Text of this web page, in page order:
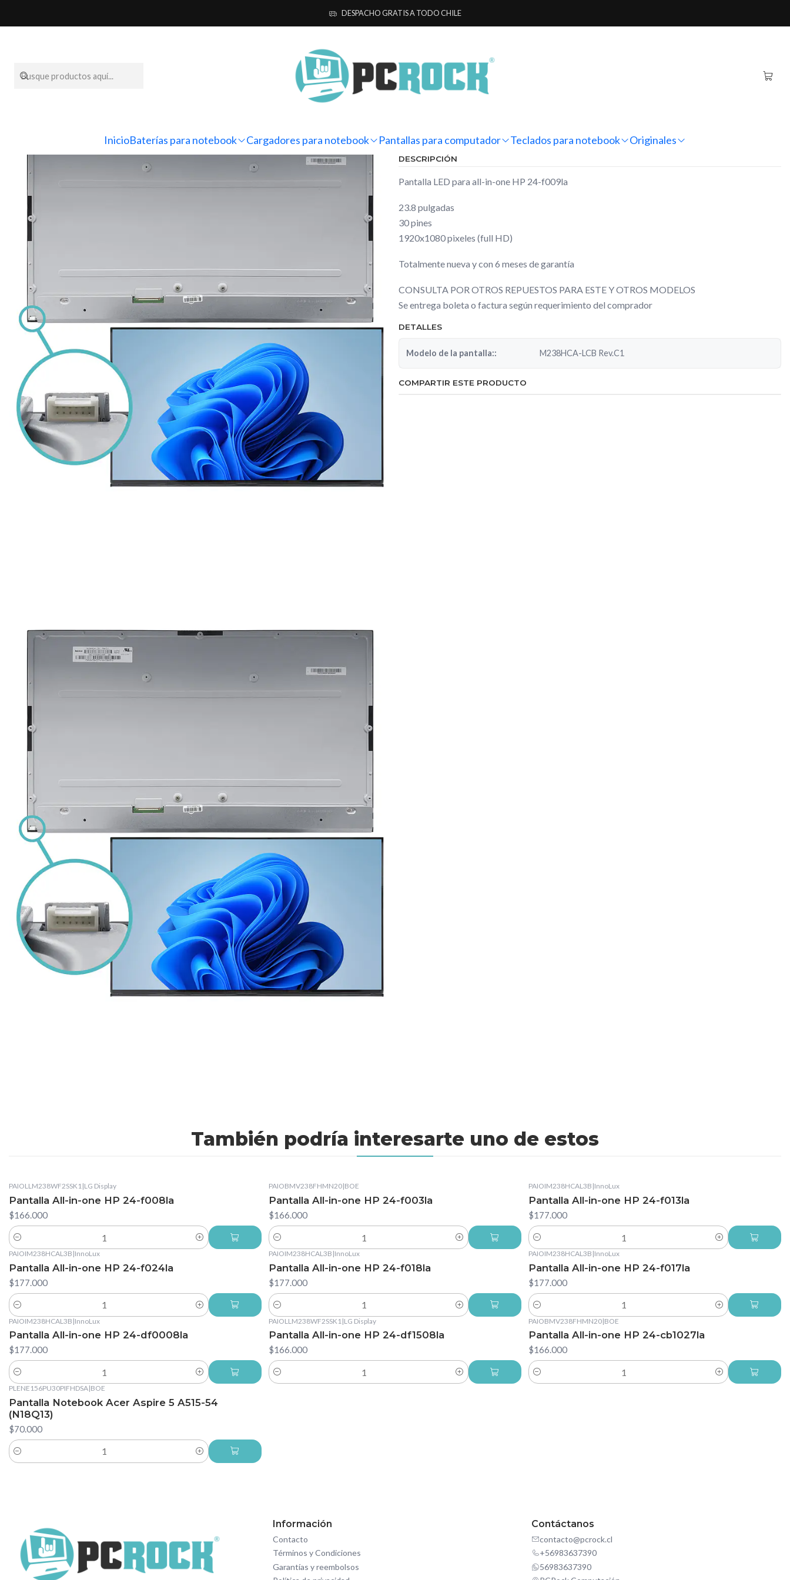
InicioBaterías para notebook Cargadores para notebook Pantallas para computador Teclados para notebook Originales
DESPACHO GRATIS A TODO CHILE
Pantallas para computador All-In-One HP Pantalla All-in-one HP 24-f009la
Pantalla All-in-one HP 24-f009la
DESCRIPCIÓN
Pantalla LED para all-in-one HP 24-f009la
23.8 pulgadas
30 pines
1920x1080 pixeles (full HD)
Totalmente nueva y con 6 meses de garantía
CONSULTA POR OTROS REPUESTOS PARA ESTE Y OTROS MODELOS
Se entrega boleta o factura según requerimiento del comprador
DETALLES
Modelo de la pantalla:: M238HCA-LCB Rev.C1
COMPARTIR ESTE PRODUCTO
También podría interesarte uno de estos
PAIOLLM238WF2SSK1|LG Display
Pantalla All-in-one HP 24-f008la
$166.000
Cantidad
PAIOBMV238FHMN20|BOE
Pantalla All-in-one HP 24-f003la
$166.000
Cantidad
PAIOIM238HCAL3B |InnoLux
Pantalla All-in-one HP 24-f013la
$177.000
Cantidad
PAIOIM238HCAL3B |InnoLux
Pantalla All-in-one HP 24-f024la
$177.000
Cantidad
PAIOIM238HCAL3B |InnoLux
Pantalla All-in-one HP 24-f018la
$177.000
Cantidad
PAIOIM238HCAL3B |InnoLux
Pantalla All-in-one HP 24-f017la
$177.000
Cantidad
PAIOIM238HCAL3B |InnoLux
Pantalla All-in-one HP 24-df0008la
$177.000
Cantidad
PAIOLLM238WF2SSK1 |LG Display
Pantalla All-in-one HP 24-df1508la
$166.000
Cantidad
PAIOBMV238FHMN20|BOE
Pantalla All-in-one HP 24-cb1027la
$166.000
Cantidad
PLENE156PU30PIFHDSA|BOE
Pantalla Notebook Acer Aspire 5 A515-54
(N18Q13)
$70.000
Cantidad
Información
Contacto
Términos y Condiciones
Garantías y reembolsos
Contáctanos
contacto@pcrock.cl
+56983637390
56983637390